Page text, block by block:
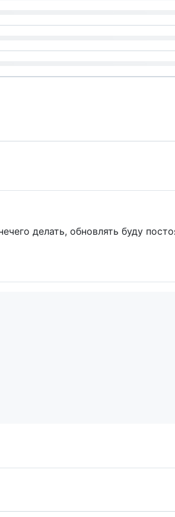
делать, обновлять буду